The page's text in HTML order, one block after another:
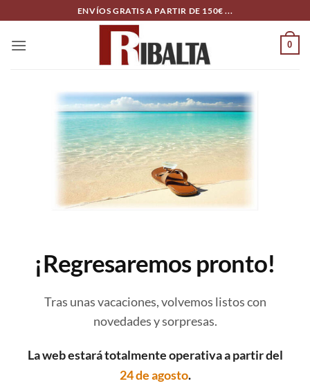
to
content
ENVÍOS GRATIS A PARTIR DE 150€ ...
0
¡Regresaremos pronto!
Tras unas vacaciones, volvemos listos con
novedades y sorpresas.
La web estará totalmente operativa a partir del
24 de agosto.